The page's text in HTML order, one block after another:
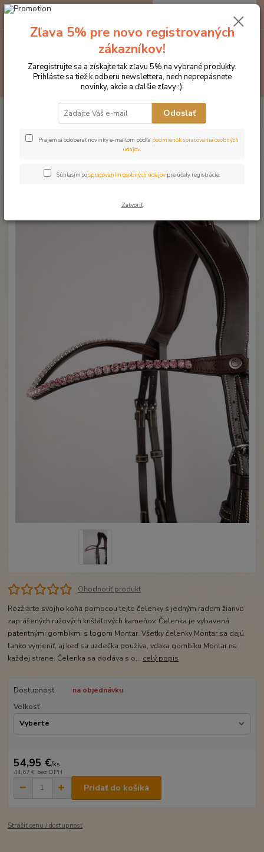
Hľadať
za0 €
Značka oblečenia MONTAR ZĽAVY!
Čelenky na uzdečky
MONTAR Dusty pink hnedá
MONTAR Dusty pink hnedá
Ohodnotiť produkt
Rozžiarte svojho koňa pomocou tejto čelenky s jedným radom žiarivo
zaprášených ružových krištáľových kameňov. Čelenka je vybavená
patentnými gombíkmi s logom Montar. Všetky čelenky Montar sa dajú
ľahko vymeniť, aj keď sa uzdečka používa, vďaka gombíku Montar na
každej strane. Čelenka sa dodáva s o... celý popis
Dostupnosť
na objednávku
Veľkosť
54,95 €/ks
44,67 € bez DPH
Pridať do košíka
Strážiť cenu / dostupnosť
Zľava 5% pre novo registrovaných
zákazníkov!
Zaregistrujte sa a získajte tak zľavu 5% na vybrané produkty.
Prihláste sa tiež k odberu newslettera, nech neprepásnete
novinky, akcie a ďalšie zľavy :).
Odoslať
Prajem si odoberať novinky e-mailom podľa podmienok spracovania osobných
údajov.
Súhlasím sospracovaním osobných údajov pre účely registrácie.
Zatvoriť